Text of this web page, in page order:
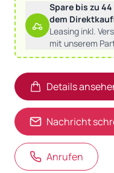
Spare bis zu
dem
Leasing inkl.
mit unserem
Details
Nachricht
Anrufen